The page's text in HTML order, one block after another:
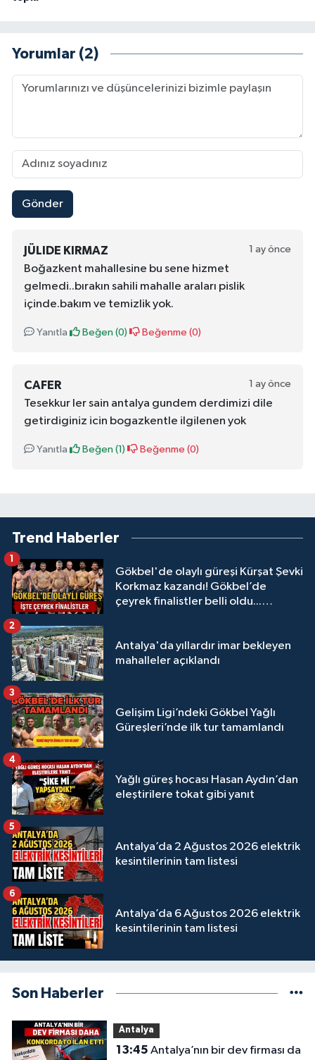
Yorumlar (2)
Gönder
JÜLIDE KIRMAZ 1 ay önce
Boğazkent mahallesine bu sene hizmet
gelmedi..bırakın sahili mahalle araları pislik
içinde.bakım ve temizlik yok.
Yanıtla Beğen (0) Beğenme (0)
CAFER 1 ay önce
Tesekkur ler sain antalya gundem derdimizi dile
getirdiginiz icin bogazkentle ilgilenen yok
Yanıtla Beğen (1 ) Beğenme (0)
Trend Haberler
Gökbel'de olaylı güreşi Kürşat Şevki
Korkmaz kazandı! Gökbel’de
çeyrek finalistler belli oldu...
1
Antalya'da yıllardır imar bekleyen
mahalleler açıklandı
2
Gelişim Ligi’ndeki Gökbel Yağlı
Güreşleri’nde ilk tur tamamlandı
3
Yağlı güreş hocası Hasan Aydın’dan
eleştirilere tokat gibi yanıt
4
Antalya’da 2 Ağustos 2026 elektrik
kesintilerinin tam listesi
5
Antalya’da 6 Ağustos 2026 elektrik
kesintilerinin tam listesi
6
Son Haberler
Antalya
13:45